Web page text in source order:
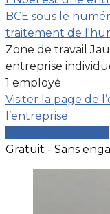
BCE sous le
traitement de
Zone de travail
entreprise
1 employé
Visiter la page de
l’entreprise
Gratuit - Sans